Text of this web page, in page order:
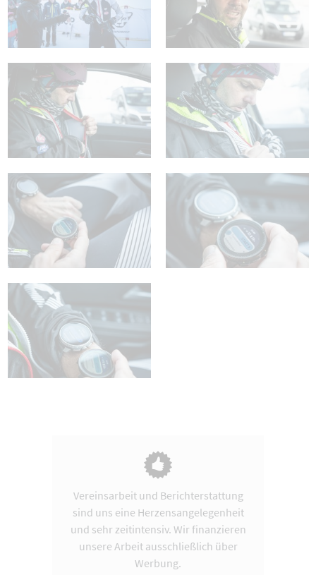
Vereinsarbeit und Berichterstattung
sind uns eine Herzensangelegenheit
und sehr zeitintensiv. Wir finanzieren
unsere Arbeit ausschließlich über
Werbung.